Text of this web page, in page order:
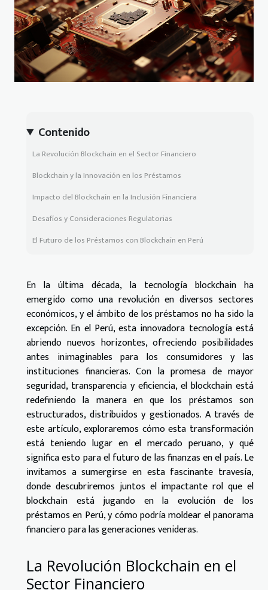
Contenido
La Revolución Blockchain en el Sector Financiero
Blockchain y la Innovación en los Préstamos
Impacto del Blockchain en la Inclusión Financiera
Desafíos y Consideraciones Regulatorias
El Futuro de los Préstamos con Blockchain en Perú
En la última década, la tecnología blockchain ha
emergido como una revolución en diversos sectores
económicos, y el ámbito de los préstamos no ha sido la
excepción. En el Perú, esta innovadora tecnología está
abriendo nuevos horizontes, ofreciendo posibilidades
antes inimaginables para los consumidores y las
instituciones financieras. Con la promesa de mayor
seguridad, transparencia y eficiencia, el blockchain está
redefiniendo la manera en que los préstamos son
estructurados, distribuidos y gestionados. A través de
este artículo, exploraremos cómo esta transformación
está teniendo lugar en el mercado peruano, y qué
significa esto para el futuro de las finanzas en el país. Le
invitamos a sumergirse en esta fascinante travesía,
donde descubriremos juntos el impactante rol que el
blockchain está jugando en la evolución de los
préstamos en Perú, y cómo podría moldear el panorama
financiero para las generaciones venideras.
La Revolución Blockchain en el
Sector Financiero